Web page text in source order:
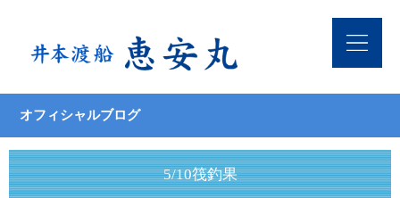
オフィシャルブログ
5/10筏釣果